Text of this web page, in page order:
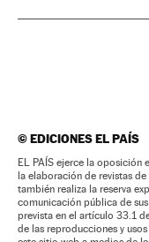
©EDICIONES EL PAÍS
EL PAÍS ejerce la oposición
la elaboración de revistas
también realiza la reserva
comunicación pública de
prevista en el artículo 33.1
de las reproducciones y